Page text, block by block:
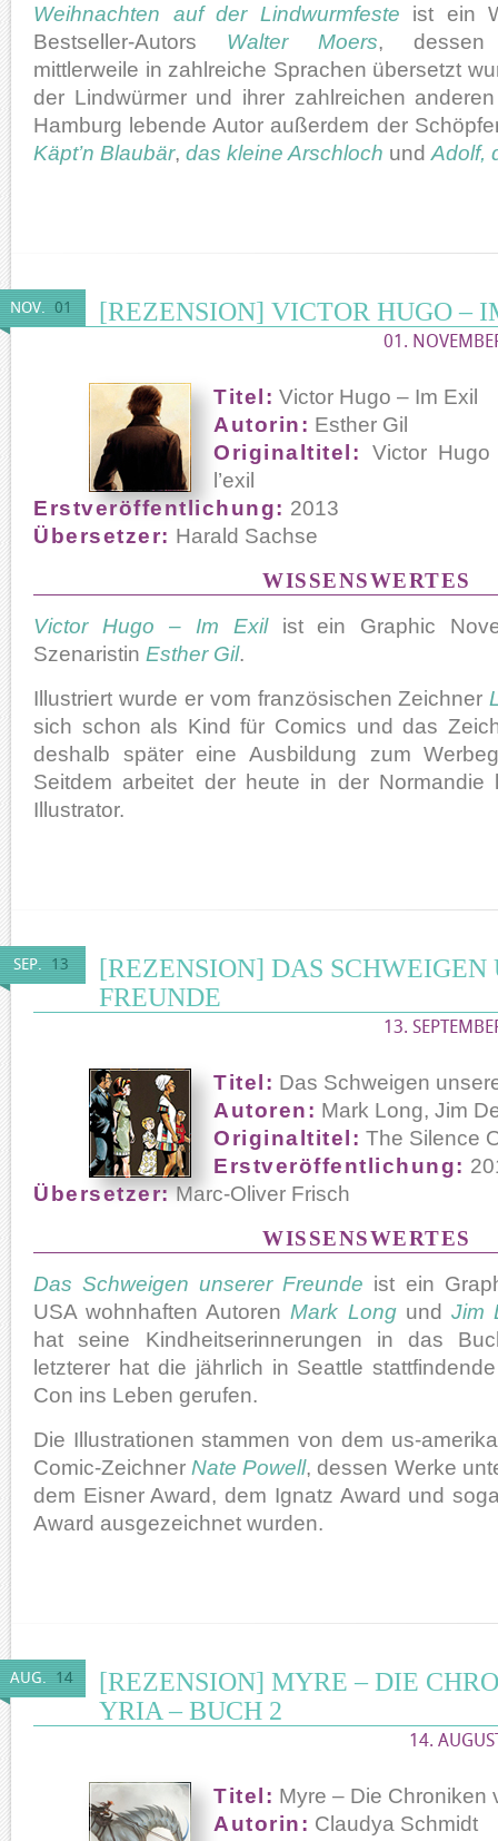
Weihnachten auf der Lindwurmfeste ist ein
Bestseller-Autors Walter Moers,
mittlerweile in zahlreiche Sprachen übersetzt
der Lindwürmer und ihrer zahlreichen
Hamburg lebende Autor außerdem der
Käpt’n Blaubär, das kleine Arschloch und Adolf,
NOV. 01 [REZENSION] VICTOR HUGO –
01.
Titel: Victor Hugo – Im Exil
Autorin: Esther Gil
Originaltitel: Victor
l’exil
Erstveröffentlichung: 2013
Übersetzer: Harald Sachse
WISSENSWERTES
Victor Hugo – Im Exilist ein Graphic
Szenaristin Esther Gil.
Illustriert wurde er vom französischen Zeichner
sich schon als Kind für Comics und das
deshalb später eine Ausbildung zum
Seitdem arbeitet der heute in der Normandie
Illustrator.
SEP. 13
[REZENSION] DAS SCHWEIGEN
FREUNDE
13.
Titel: Das Schweigen
Autoren: Mark Long, Jim
Originaltitel: The Silence
Erstveröffentlichung:
Übersetzer:Marc-Oliver Frisch
WISSENSWERTES
Das Schweigen unserer Freunde ist ein
USA wohnhaften Autoren Mark Longund Jim
hat seine Kindheitserinnerungen in das
letzterer hat die jährlich in Seattle
Con ins Leben gerufen.
Die Illustrationen stammen von dem us-
Comic-Zeichner Nate Powell, dessen Werke
dem Eisner Award, dem Ignatz Award und
Award ausgezeichnet wurden.
AUG. 14
[REZENSION] MYRE – DIE
YRIA – BUCH 2
14.
Titel: Myre – Die Chroniken
Autorin: Claudya Schmidt